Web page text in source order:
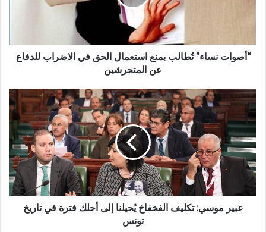
“أصوات نساء” تُطالب بمنع استعمال الحق في الاضراب للدفاع
عن المتحرشين
عبير موسي: تكليف الفخفاخ يُحيلنا إلى أحلك فترة في تاريخ
تونس